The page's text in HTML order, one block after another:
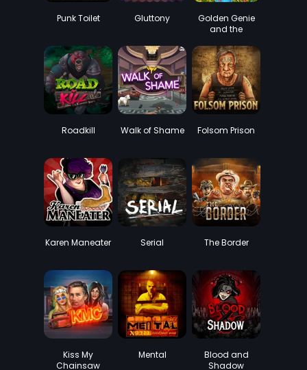
Punk Toilet Gluttony
Golden Genie
and the
Roadkill Walk of Shame Folsom Prison
Karen Maneater Serial The Border
Kiss My
Chainsaw
Mental
Blood and
Shadow